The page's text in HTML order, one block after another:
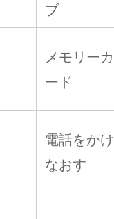
ブ
メモリーカ
ード
電話をかけ
なおす